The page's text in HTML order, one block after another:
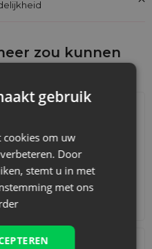
zou kunnen
gebruik
cookies om uw
Door
stemt u in met
met ons